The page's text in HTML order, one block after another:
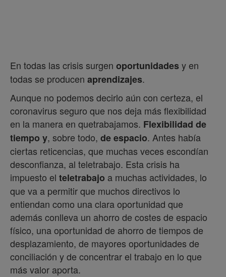
En todas las crisis surgen oportunidadesy en
todas se producen aprendizajes.
Aunque no podemos decirlo aún con certeza, el
coronavirus seguro que nos deja más flexibilidad
en la manera en quetrabajamos. Flexibilidad de
tiempo y, sobre todo, de espacio. Antes había
ciertas reticencias, que muchas veces escondían
desconfianza, al teletrabajo. Esta crisis ha
impuesto el teletrabajo a muchas actividades, lo
que va a permitir que muchos directivos lo
entiendan como una clara oportunidad que
además conlleva un ahorro de costes de espacio
físico, una oportunidad de ahorro de tiempos de
desplazamiento, de mayores oportunidades de
conciliación y de concentrar el trabajo en lo que
más valor aporta.